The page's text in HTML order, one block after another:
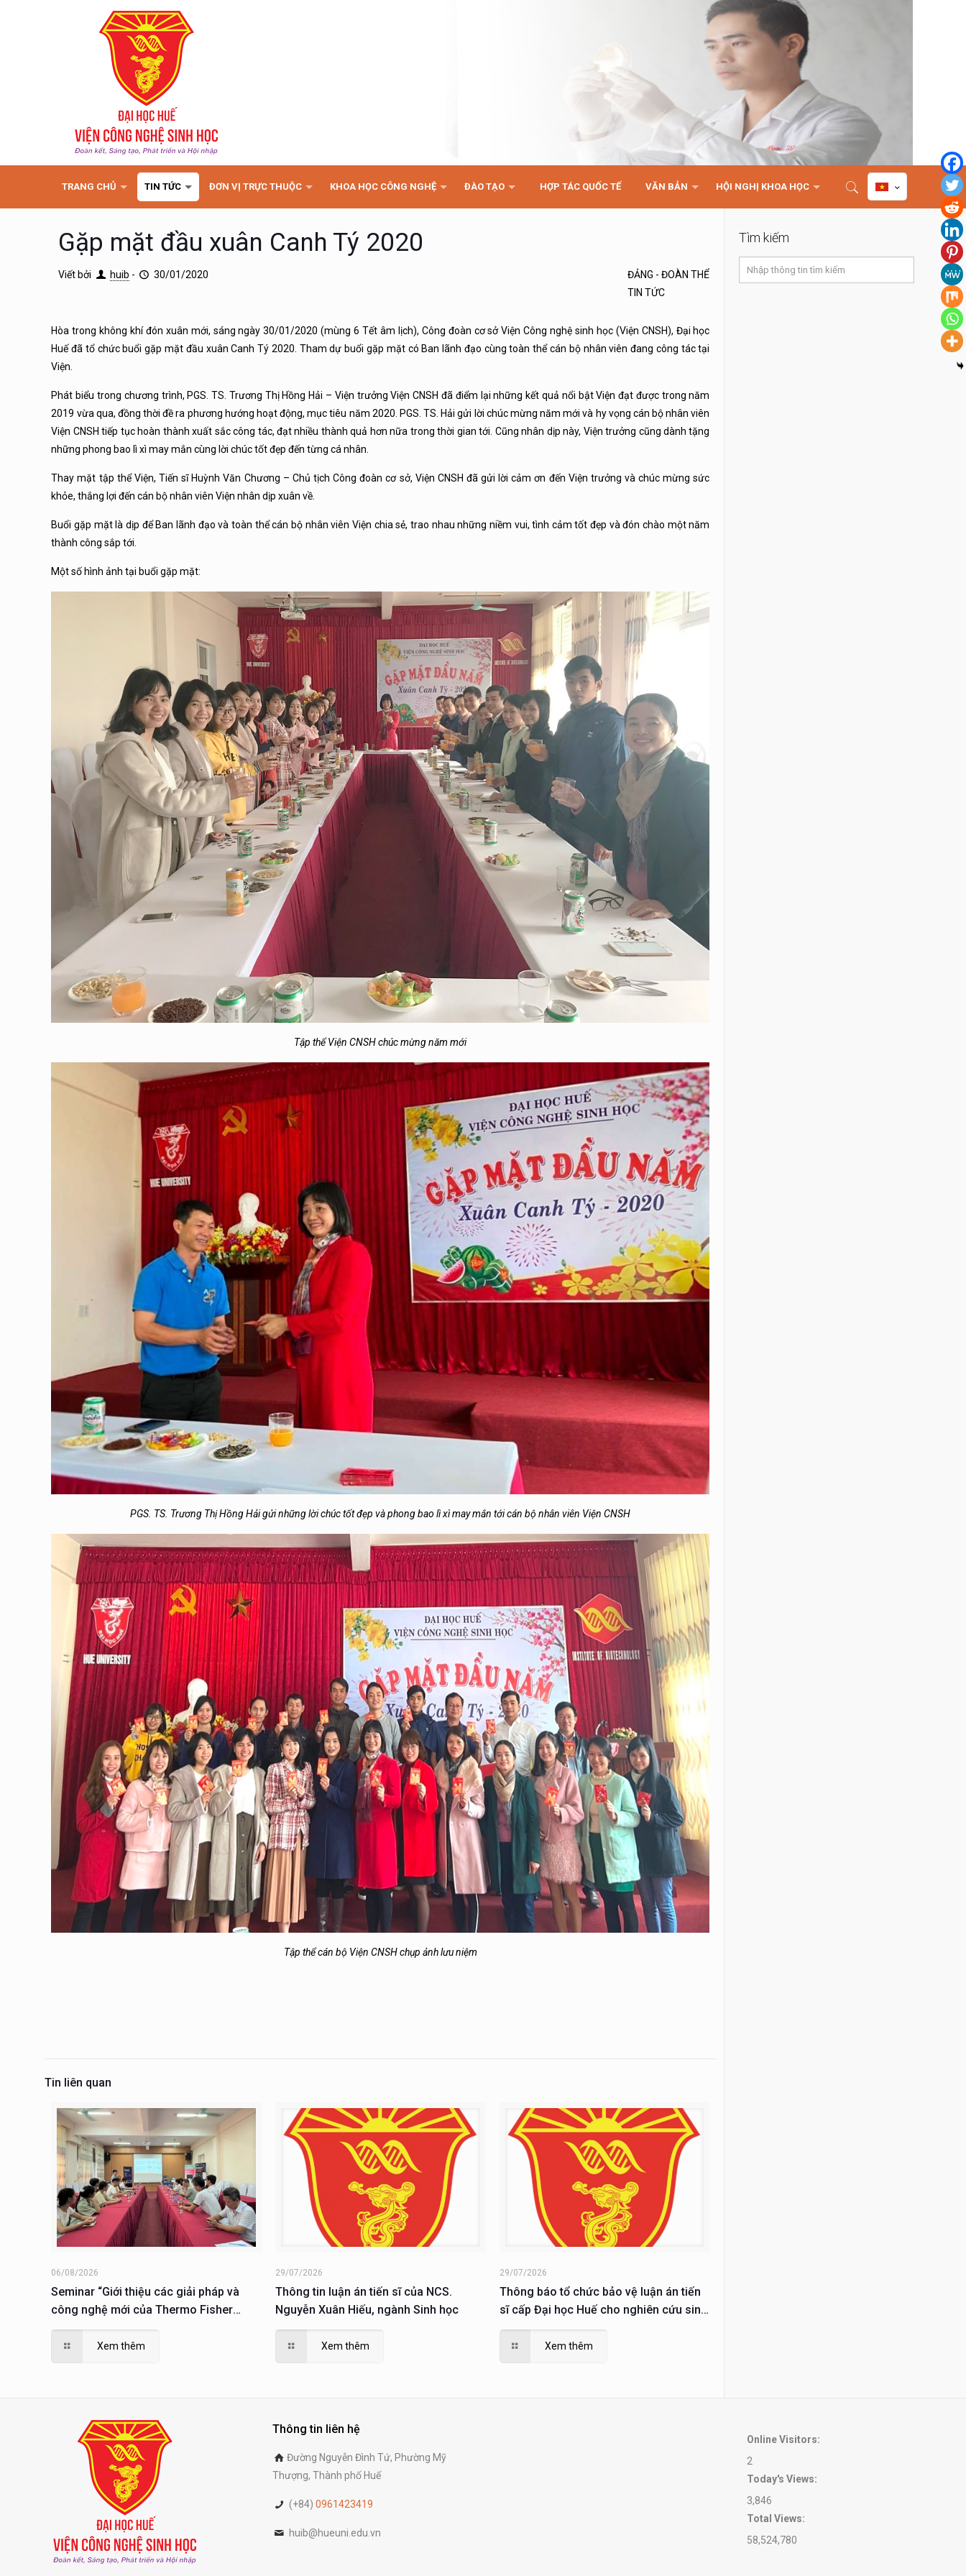
TRANG CHỦ TIN TỨC ĐƠN VỊ TRỰC THUỘC KHOA HỌC CÔNG NGHỆ ĐÀO TẠO HỢP TÁC QUỐC TẾ VĂN BẢN HỘI NGHỊ KHOA HỌC
Gặp mặt đầu xuân Canh Tý 2020
Viết bởi huib - 30/01/2020
ĐẢNG - ĐOÀN THỂ
TIN TỨC
Hòa trong không khí đón xuân mới, sáng ngày 30/01/2020 (mùng 6 Tết âm lịch), Công đoàn cơ sở Viện Công nghệ sinh học (Viện CNSH), Đại học
Huế đã tổ chức buổi gặp mặt đầu xuân Canh Tý 2020. Tham dự buổi gặp mặt có Ban lãnh đạo cùng toàn thể cán bộ nhân viên đang công tác tại
Viện.
Phát biểu trong chương trình, PGS. TS. Trương Thị Hồng Hải – Viện trưởng Viện CNSH đã điểm lại những kết quả nổi bật Viện đạt được trong năm
2019 vừa qua, đồng thời đề ra phương hướng hoạt động, mục tiêu năm 2020. PGS. TS. Hải gửi lời chúc mừng năm mới và hy vọng cán bộ nhân viên
Viện CNSH tiếp tục hoàn thành xuất sắc công tác, đạt nhiều thành quả hơn nữa trong thời gian tới. Cũng nhân dịp này, Viện trưởng cũng dành tặng
những phong bao lì xì may mắn cùng lời chúc tốt đẹp đến từng cá nhân.
Thay mặt tập thể Viện, Tiến sĩ Huỳnh Văn Chương – Chủ tịch Công đoàn cơ sở, Viện CNSH đã gửi lời cảm ơn đến Viện trưởng và chúc mừng sức
khỏe, thắng lợi đến cán bộ nhân viên Viện nhân dịp xuân về.
Buổi gặp mặt là dịp để Ban lãnh đạo và toàn thể cán bộ nhân viên Viện chia sẻ, trao nhau những niềm vui, tình cảm tốt đẹp và đón chào một năm
thành công sắp tới.
Một số hình ảnh tại buổi gặp mặt:
Tập thể Viện CNSH chúc mừng năm mới
PGS. TS. Trương Thị Hồng Hải gửi những lời chúc tốt đẹp và phong bao lì xì may mắn tới cán bộ nhân viên Viện CNSH
Tập thể cán bộ Viện CNSH chụp ảnh lưu niệm
Tin liên quan
06/08/2026
Seminar “Giới thiệu các giải pháp và
công nghệ mới của Thermo Fisher
Scientific trong lĩnh vực sinh học phân
tử; giải pháp phục vụ nuôi cấy, phân tích
và nghiên cứu tế tào”
Xem thêm
29/07/2026
Thông tin luận án tiến sĩ của NCS.
Nguyễn Xuân Hiếu, ngành Sinh học
Xem thêm
29/07/2026
Thông báo tổ chức bảo vệ luận án tiến
sĩ cấp Đại học Huế cho nghiên cứu sinh
Nguyễn Xuân Hiếu
Xem thêm
Tìm kiếm
Thông tin liên hệ
Đường Nguyễn Đình Tứ, Phường Mỹ
Thượng, Thành phố Huế
(+84) 0961423419
huib@hueuni.edu.vn
Online Visitors:
2
Today's Views:
3,846
Total Views:
58,524,780